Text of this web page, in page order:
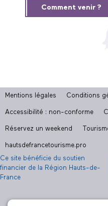
Comment venir ?
Mentions légales Conditions
Accessibilité : non-conforme
Réservez un weekend
hautsdefrancetourisme.pro
Ce site bénéficie du soutien
financier de la Région Hauts-de-
France